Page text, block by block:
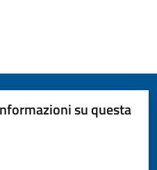
su questa